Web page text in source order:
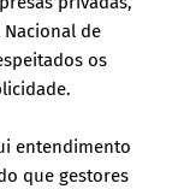
de
os
entendimento
que gestores